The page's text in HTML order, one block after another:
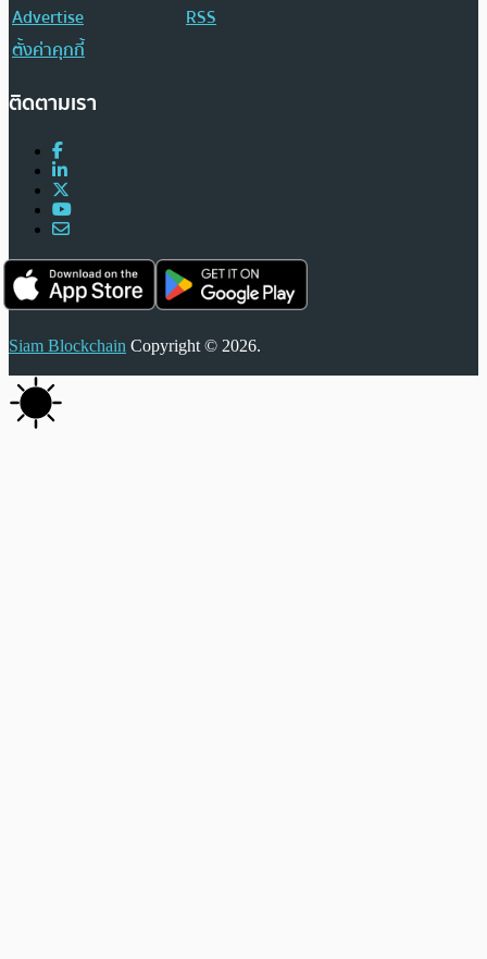
Advertise
RSS
ตั้งค่าคุกกี้
ติดตามเรา
Siam Blockchain Copyright © 2026.